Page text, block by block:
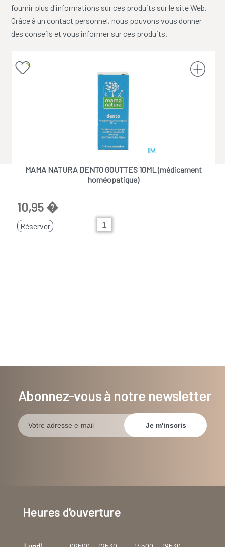
fournir plus d'informations sur ces produits sur le site Web.
Grâce à un contact personnel, nous pouvons vous donner
des conseils et vous informer sur ces produits.
MAMA NATURA DENTO GOUTTES 10ML (médicament
homéopatique)
10,95 �
Réserver
Abonnez-vous à notre newsletter
Heures d'ouverture